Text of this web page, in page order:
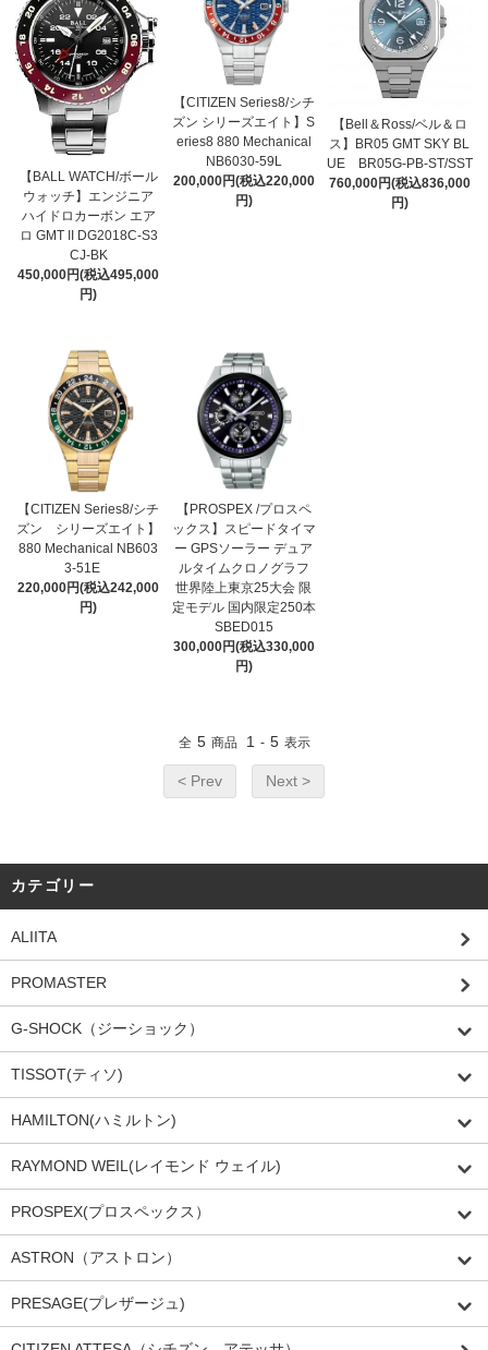
【BALL WATCH/ボール
ウォッチ】エンジニア
ハイドロカーボン エア
ロ GMT II DG2018C-S3
CJ-BK
450,000円(税込495,000
円)
【CITIZEN Series8/シチ
ズン シリーズエイト】S
eries8 880 Mechanical
NB6030-59L
200,000円(税込220,000
円)
【Bell＆Ross/ベル＆ロ
ス】BR05 GMT SKY BL
UE BR05G-PB-ST/SST
760,000円(税込836,000
円)
【CITIZEN Series8/シチ
ズン シリーズエイト】
880 Mechanical NB603
3-51E
220,000円(税込242,000
円)
【PROSPEX /プロスペ
ックス】スピードタイマ
ー GPSソーラー デュア
ルタイムクロノグラフ
世界陸上東京25大会 限
定モデル 国内限定250本
SBED015
300,000円(税込330,000
円)
全 5 商品 1 - 5 表示
< Prev Next >
カテゴリー
ALIITA
PROMASTER
G-SHOCK（ジーショック）
TISSOT(ティソ)
HAMILTON(ハミルトン)
RAYMOND WEIL(レイモンド ウェイル)
PROSPEX(プロスペックス）
ASTRON（アストロン）
PRESAGE(プレザージュ)